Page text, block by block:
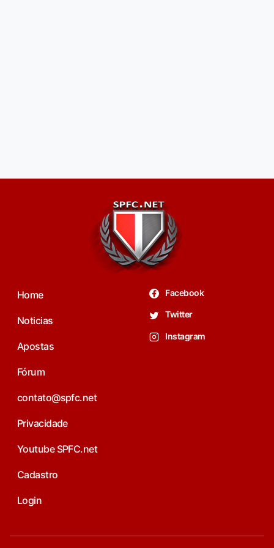
Home
Noticias
Apostas
Fórum
contato@spfc.net
Privacidade
Youtube SPFC.net
Cadastro
Login
Facebook
Twitter
Instagram